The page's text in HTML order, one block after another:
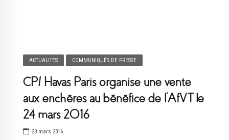
ACTUALITÉS COMMUNIQUÉS DE PRESSE
CP/ Havas Paris organise une vente
aux enchères au bénéfice de l’AfVT le
24 mars 2016
23 mars 2016